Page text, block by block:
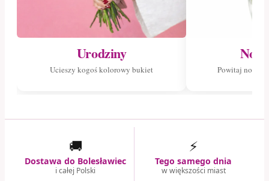
Urodziny
Ucieszy kogoś kolorowy bukiet Powitaj
🚚
Dostawa do Bolesławiec
i całej Polski
⚡
Tego samego dnia
w większości miast